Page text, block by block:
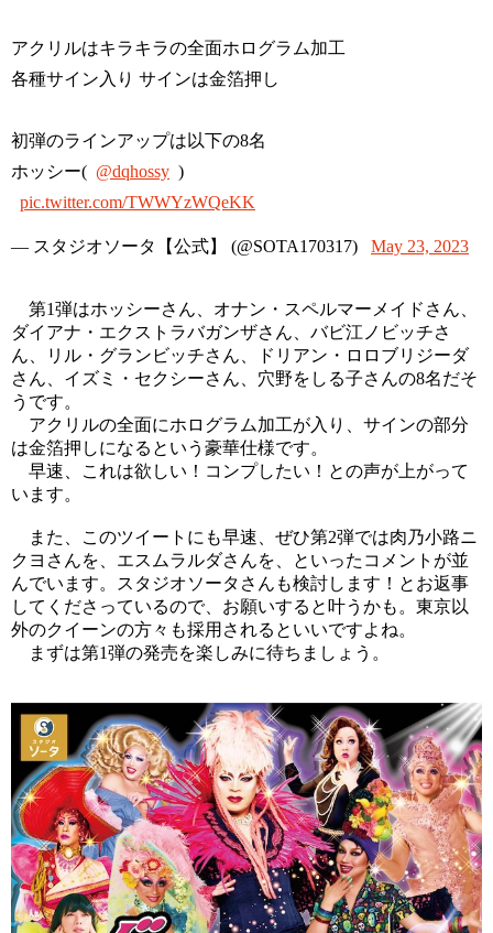
アクリルはキラキラの全面ホログラム加工
各種サイン入り サインは金箔押し
初弾のラインアップは以下の8名
ホッシー( @dqhossy )
pic.twitter.com/TWWYzWQeKK
— スタジオソータ【公式】 (@SOTA170317) May 23, 2023
第1弾はホッシーさん、オナン・スペルマーメイドさん、
ダイアナ・エクストラバガンザさん、バビ江ノビッチさ
ん、リル・グランビッチさん、ドリアン・ロロブリジーダ
さん、イズミ・セクシーさん、穴野をしる子さんの8名だそ
うです。
アクリルの全面にホログラム加工が入り、サインの部分
は金箔押しになるという豪華仕様です。
早速、これは欲しい！コンプしたい！との声が上がって
います。
また、このツイートにも早速、ぜひ第2弾では肉乃小路ニ
クヨさんを、エスムラルダさんを、といったコメントが並
んでいます。スタジオソータさんも検討します！とお返事
してくださっているので、お願いすると叶うかも。東京以
外のクイーンの方々も採用されるといいですよね。
まずは第1弾の発売を楽しみに待ちましょう。